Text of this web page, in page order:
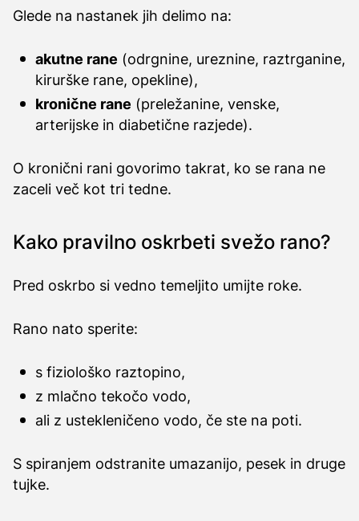
Glede na nastanek jih delimo na:
akutne rane (odrgnine, ureznine, raztrganine,
kirurške rane, opekline),
kronične rane (preležanine, venske,
arterijske in diabetične razjede).
O kronični rani govorimo takrat, ko se rana ne
zaceli več kot tri tedne.
Kako pravilno oskrbeti svežo rano?
Pred oskrbo si vedno temeljito umijte roke.
Rano nato sperite:
s fiziološko raztopino,
z mlačno tekočo vodo,
ali z ustekleničeno vodo, če ste na poti.
S spiranjem odstranite umazanijo, pesek in druge
tujke.